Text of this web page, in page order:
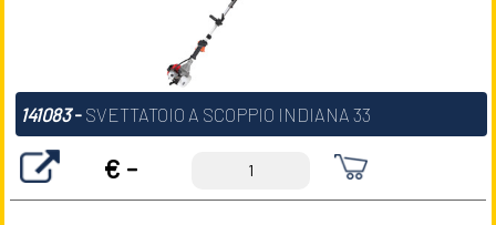
141083- SVETTATOIO A SCOPPIO INDIANA 33
€ -